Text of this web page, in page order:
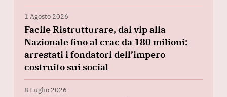
1 Agosto 2026
Facile Ristrutturare, dai vip alla
Nazionale fino al crac da 180 milioni:
arrestati i fondatori dell’impero
costruito sui social
8 Luglio 2026